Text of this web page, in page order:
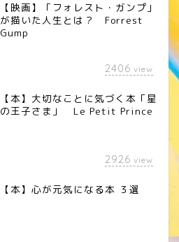
【映画】「フォレスト・ガンプ」
が描いた人生とは？ Forrest
Gump
2406 view
【本】大切なことに気づく本「星
の王子さま」 Le Petit Prince
2926 view
【本】心が元気になる本 ３選